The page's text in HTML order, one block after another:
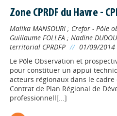
Zone CPRDF du Havre -
Malika MANSOURI ; Crefor - Pôle
Guillaume FOLLEA ; Nadine
territorial CPRDFP // 01/09/2014
Le Pôle Observation et
pour constituer un appui
acteurs régionaux dans le
Contrat de Plan Régional de
professionnell[...]